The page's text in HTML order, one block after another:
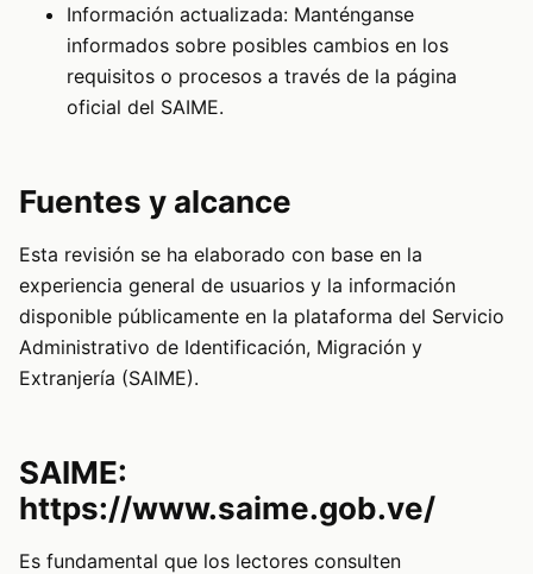
Información actualizada: Manténganse
informados sobre posibles cambios en los
requisitos o procesos a través de la página
oficial del SAIME.
Fuentes y alcance
Esta revisión se ha elaborado con base en la
experiencia general de usuarios y la información
disponible públicamente en la plataforma del Servicio
Administrativo de Identificación, Migración y
Extranjería (SAIME).
SAIME:
https://www.saime.gob.ve/
Es fundamental que los lectores consulten